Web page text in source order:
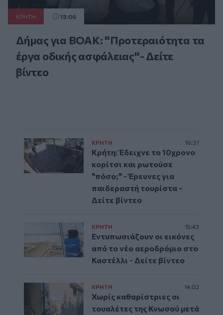
ΚΡΗΤΗ 18:06
Δήμας για ΒΟΑΚ: "Προτεραιότητα τα
έργα οδικής ασφάλειας"- Δείτε
βίντεο
ΚΡΗΤΗ 16:37
Κρήτη: Έδειχνε το 10χρονο
κορίτσι και ρωτούσε
"πόσο;" - Έρευνες για
παιδεραστή τουρίστα -
Δείτε βίντεο
ΚΡΗΤΗ 15:43
Εντυπωσιάζουν οι εικόνες
από το νέο αεροδρόμιο στο
Καστέλλι - Δείτε βίντεο
ΚΡΗΤΗ 14:02
Χωρίς καθαρίστριες οι
τουαλέτες της Κνωσού μετά